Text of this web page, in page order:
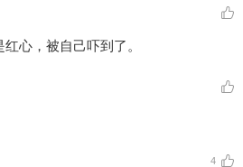
心，被自己吓到了。
4